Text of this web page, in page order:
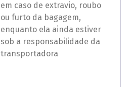
em caso de extravio, roubo
ou furto da bagagem,
enquanto ela ainda estiver
sob a responsabilidade da
transportadora